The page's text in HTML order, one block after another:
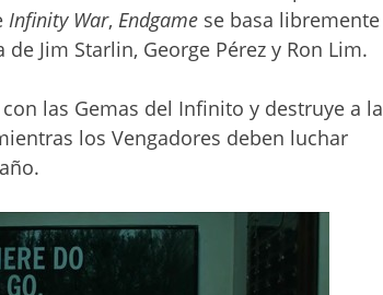
Infinity War, Endgame se basa libremente
de Jim Starlin, George Pérez y Ron Lim.
las Gemas del Infinito y destruye a la
los Vengadores deben luchar